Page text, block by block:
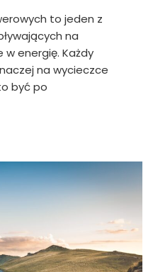
to jeden z
na
energię. Każdy
na wycieczce
być po